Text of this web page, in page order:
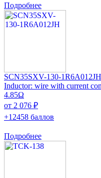
Подробнее
SCN35SXV-130-1R6A012JH
Inductor: wire with current
4.85Ω
от 2 076 ₽
+12458 баллов
Подробнее